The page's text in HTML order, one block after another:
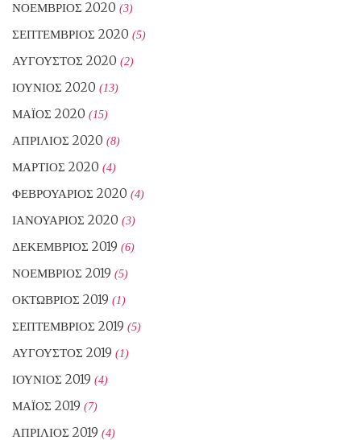
ΝΟΈΜΒΡΙΟΣ 2020 (3)
ΣΕΠΤΈΜΒΡΙΟΣ 2020 (5)
ΑΎΓΟΥΣΤΟΣ 2020 (2)
ΙΟΎΝΙΟΣ 2020 (13)
ΜΆΙΟΣ 2020 (15)
ΑΠΡΊΛΙΟΣ 2020 (8)
ΜΆΡΤΙΟΣ 2020 (4)
ΦΕΒΡΟΥΆΡΙΟΣ 2020 (4)
ΙΑΝΟΥΆΡΙΟΣ 2020 (3)
ΔΕΚΈΜΒΡΙΟΣ 2019 (6)
ΝΟΈΜΒΡΙΟΣ 2019 (5)
ΟΚΤΏΒΡΙΟΣ 2019 (1)
ΣΕΠΤΈΜΒΡΙΟΣ 2019 (5)
ΑΎΓΟΥΣΤΟΣ 2019 (1)
ΙΟΎΝΙΟΣ 2019 (4)
ΜΆΙΟΣ 2019 (7)
ΑΠΡΊΛΙΟΣ 2019 (4)